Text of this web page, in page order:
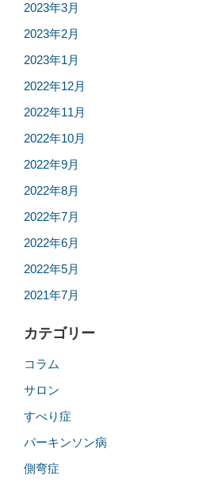
2023年3月
2023年2月
2023年1月
2022年12月
2022年11月
2022年10月
2022年9月
2022年8月
2022年7月
2022年6月
2022年5月
2021年7月
カテゴリー
コラム
サロン
すべり症
パーキンソン病
側弯症